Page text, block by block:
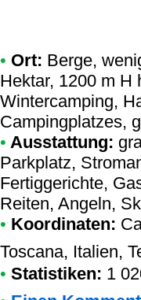
• Ort: Berge,
Hektar, 1200 m H
Wintercamping,
Campingplatzes,
• Ausstattung:
Parkplatz,
Fertiggerichte,
Reiten, Angeln,
• Koordinaten:
Toscana, Italien,
• Statistiken: 1